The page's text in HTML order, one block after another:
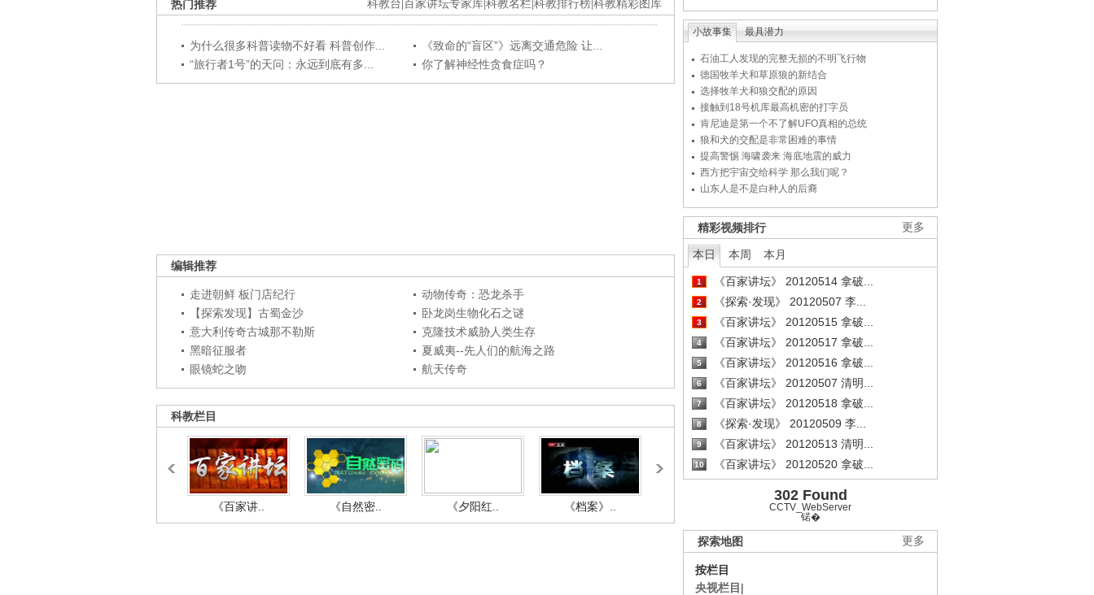
小故事集 最具潜力
石油工人发现的完整无损的不明飞行物
德国牧羊犬和草原狼的新结合
选择牧羊犬和狼交配的原因
接触到18号机库最高机密的打字员
肯尼迪是第一个不了解UFO真相的总统
狼和犬的交配是非常困难的事情
提高警惕 海啸袭来 海底地震的威力
西方把宇宙交给科学 那么我们呢？
山东人是不是白种人的后裔
更多
精彩视频排行
本日 本周 本月
1 《百家讲坛》 20120514 拿破...
2 《探索·发现》 20120507 李...
3 《百家讲坛》 20120515 拿破...
4 《百家讲坛》 20120517 拿破...
5 《百家讲坛》 20120516 拿破...
6 《百家讲坛》 20120507 清明...
7 《百家讲坛》 20120518 拿破...
8 《探索·发现》 20120509 李...
9 《百家讲坛》 20120513 清明...
10 《百家讲坛》 20120520 拿破...
302 Found
CCTV_WebServer
锘�
更多
探索地图
按栏目
央视栏目 |
科教台 百家讲坛专家库 科教名栏 科教排行榜 科教精彩图库
热门推荐
为什么很多科普读物不好看 科普创作...
《致命的“盲区”》远离交通危险 让...
“旅行者1号”的天问：永远到底有多...
你了解神经性贪食症吗？
编辑推荐
走进朝鲜 板门店纪行
动物传奇：恐龙杀手
【探索发现】古蜀金沙
卧龙岗生物化石之谜
意大利传奇古城那不勒斯
克隆技术威胁人类生存
黑暗征服者
夏威夷--先人们的航海之路
眼镜蛇之吻
航天传奇
科教栏目
《百家讲.. 《自然密.. 《夕阳红.. 《档案》.. 《经典人..